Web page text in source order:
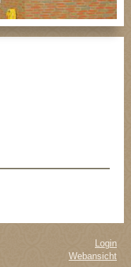
Login
Webansicht